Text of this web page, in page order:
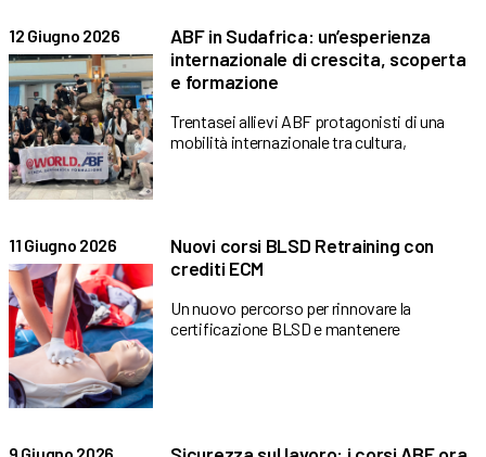
12 Giugno 2026
ABF in Sudafrica: un’esperienza
internazionale di crescita, scoperta
e formazione
Trentasei allievi ABF protagonisti di una
mobilità internazionale tra cultura,
11 Giugno 2026
Nuovi corsi BLSD Retraining con
crediti ECM
Un nuovo percorso per rinnovare la
certificazione BLSD e mantenere